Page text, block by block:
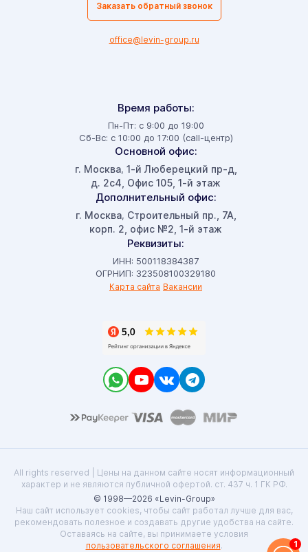
Время работы:
Пн-Пт: с 9:00 до 19:00
Сб-Вс: с 10:00 до 17:00 (call-центр)
Основной офис:
г. Москва, 1-й Люберецкий пр-д,
д. 2с4, Офис 105, 1-й этаж
Дополнительный офис:
г. Москва, Строительный пр., 7А,
корп. 2, офис №2, 1-й этаж
Реквизиты:
ИНН: 500118384387
ОГРНИП: 323508100329180
Карта сайта Вакансии
Заказать обратный звонок
office@levin-group.ru
All rights reserved | Цены на данном сайте носят информационный
характер и не являются публичной офертой. ст. 437 ч. 1 ГК РФ.
© 1998—2026 «Levin-Group»
Наш сайт использует cookies, чтобы сайт работал лучше для вас,
рекомендовать полезное и создавать другие удобства на сайте.
Оставаясь на сайте, вы принимаете условия
пользовательского соглашения. 1